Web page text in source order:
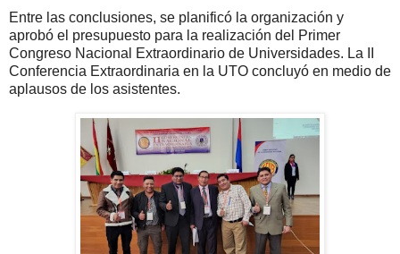
Entre las conclusiones, se planificó la organización y
aprobó el presupuesto para la realización del Primer
Congreso Nacional Extraordinario de Universidades. La II
Conferencia Extraordinaria en la UTO concluyó en medio de
aplausos de los asistentes.